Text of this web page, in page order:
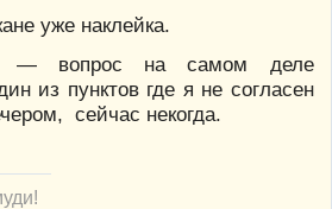
уже наклейка.
— вопрос на самом деле
из пунктов где я не согласен
сейчас некогда.